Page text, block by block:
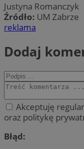
Justyna Romanczyk
Źródło: UM Zabrze
reklama
Dodaj
Akceptuję
oraz politykę
Błąd: